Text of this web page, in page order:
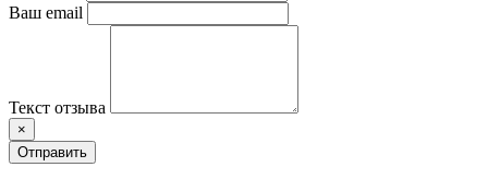
Ваш email
Текст отзыва
×
Отправить